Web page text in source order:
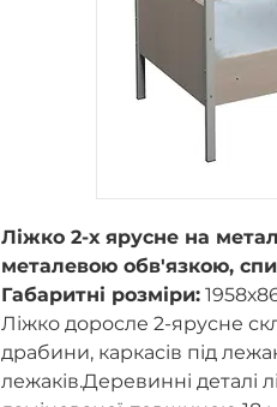
Ліжко 2-х ярусне на
металевою обв'язкою,
Габаритні розміри:
Ліжко доросле 2-ярусне
драбини, каркасів під
лежаків.Деревинні деталі